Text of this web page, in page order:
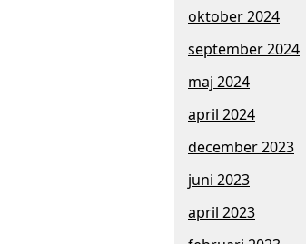
oktober 2024
september 2024
maj 2024
april 2024
december 2023
juni 2023
april 2023